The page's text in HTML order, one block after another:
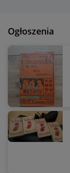
Ogłoszenia